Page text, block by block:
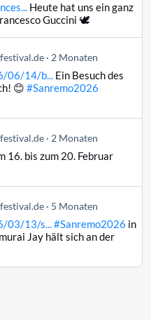
Heute hat uns ein ganz
Guccini 🕊️
2 Monaten
06/14/b...Ein Besuch des
😊 #Sanremo2026
2 Monaten
16. bis zum 20. Februar
5 Monaten
03/13/s...#Sanremo2026 in
Jay hält sich an der